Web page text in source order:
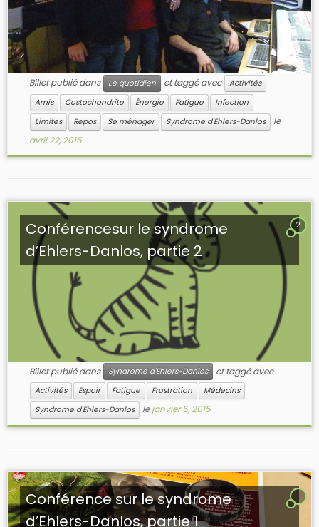
Billet publié dans Le quotidien et taggé avec
Activités
Amis
Costochondrite Énergie Fatigue
Infection
Limites
Repos Se ménager Syndrome d'Ehlers-Danlos
le
avril 22, 2015
2
Conférencesur le syndrome
d’Ehlers-Danlos, partie 2
Billet publié dans Syndrome d'Ehlers-Danlos et taggé avec
Activités Espoir Fatigue Frustration
Médecins
Syndrome d'Ehlers-Danlos
lejanvier 5, 2015
1
Conférence sur le syndrome
d’Ehlers-Danlos, partie 1